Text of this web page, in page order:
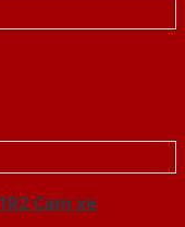
Cam xe